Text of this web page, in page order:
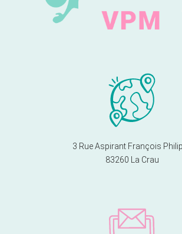
3 Rue Aspirant François
83260 La Crau